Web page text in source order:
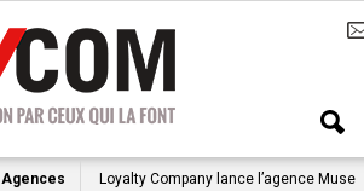
Agences Loyalty Company lance l’agence Muse